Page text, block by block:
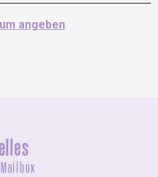
angeben